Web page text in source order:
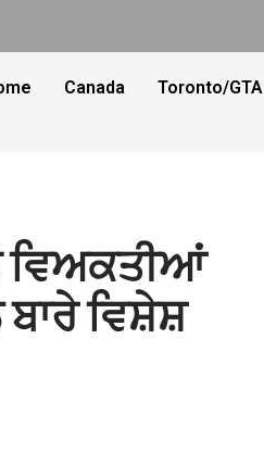
Canada Toronto/GTA
ਵਿਅਕਤੀਆਂ
ਵਿਸ਼ੇਸ਼